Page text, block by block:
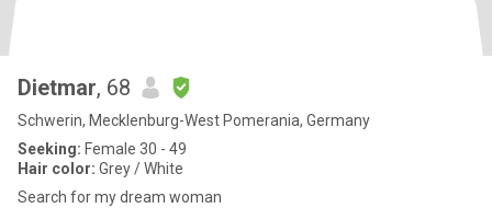
Dietmar, 68
Schwerin, Mecklenburg-West Pomerania, Germany
Seeking: Female 30 - 49
Hair color: Grey / White
Search for my dream woman